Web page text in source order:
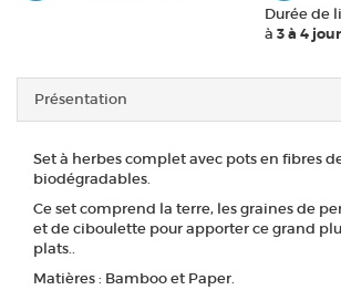
Durée de
à 3 à 4
Présentation
Set à herbes complet avec pots en fibres
biodégradables.
Ce set comprend la terre, les graines de
et de ciboulette pour apporter ce grand
plats..
Matières : Bamboo et Paper.